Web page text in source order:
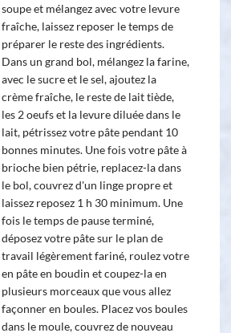
soupe et mélangez avec votre levure
fraîche, laissez reposer le temps de
préparer le reste des ingrédients.
Dans un grand bol, mélangez la farine,
avec le sucre et le sel, ajoutez la
crème fraîche, le reste de lait tiède,
les 2 oeufs et la levure diluée dans le
lait, pétrissez votre pâte pendant 10
bonnes minutes. Une fois votre pâte à
brioche bien pétrie, replacez-la dans
le bol, couvrez d'un linge propre et
laissez reposez 1 h 30 minimum. Une
fois le temps de pause terminé,
déposez votre pâte sur le plan de
travail légèrement fariné, roulez votre
en pâte en boudin et coupez-la en
plusieurs morceaux que vous allez
façonner en boules. Placez vos boules
dans le moule, couvrez de nouveau